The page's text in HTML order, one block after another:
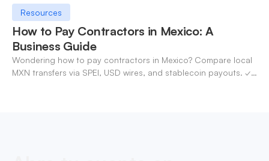
Resources
How to Pay Contractors in Mexico: A
Business Guide
Wondering how to pay contractors in Mexico? Compare local
MXN transfers via SPEI, USD wires, and stablecoin payouts. ✓